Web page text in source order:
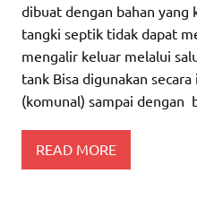
dibuat dengan bahan yang
tangki septik tidak dapat
mengalir keluar melalui
tank Bisa digunakan
(komunal) sampai dengan
READ MORE